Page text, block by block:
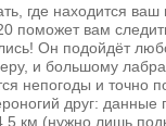
где находится
поможет вам
Он подойдёт
и большому
непогоды и точно
друг: данные
км (нужно лишь